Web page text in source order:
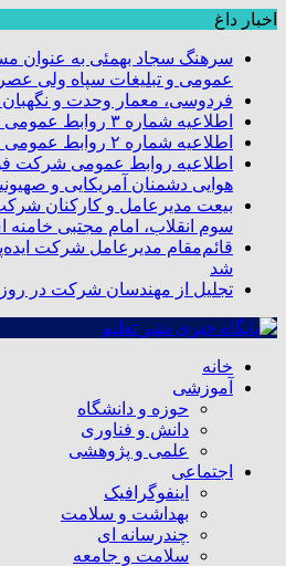
اخبار داغ
سرهنگ سجاد بهمئی به عنوان
عمومی و تبلیغات سپاه ولی
فردوسی، معمار وحدت و نگهبان
اطلاعیه شماره ۳ روابط عمومی شرکت فولاد خوزستان
اطلاعیه شماره ۲ روابط عمومی شرکت فولاد خوزستان
اطلاعیه روابط عمومی شرکت
هوایی دشمنان آمریکایی و
بیعت مدیرعامل و کارکنان
سوم انقلاب، امام مجتبی خامنه
قائم‌مقام مدیرعامل شرکت
شد
تجلیل از مهندسان شرکت در
خانه
آموزشی
حوزه و دانشگاه
دانش و فناوری
علمی و پژوهشی
اجتماعی
اینفوگرافیک
بهداشت و سلامت
چندرسانه ای
سلامت و جامعه